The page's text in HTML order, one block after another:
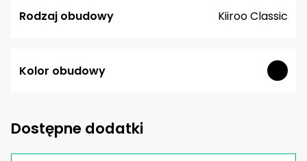
Rodzaj obudowy Kiiroo Classic
Kolor obudowy
Dostępne dodatki